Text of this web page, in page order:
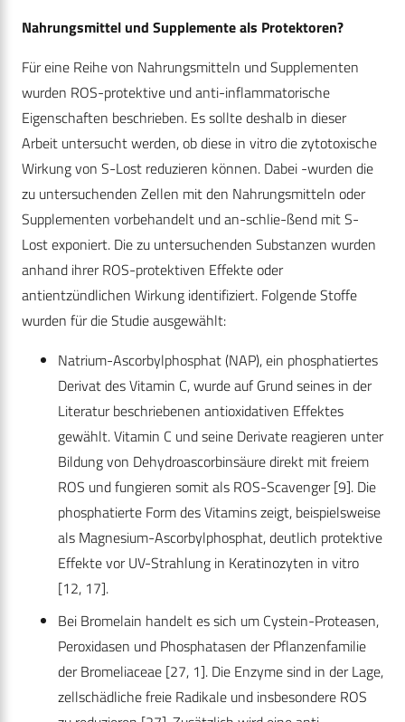
Nahrungsmittel und Supplemente als Protektoren?
Für eine Reihe von Nahrungsmitteln und Supplementen
wurden ROS-protektive und anti-inflammatorische
Eigenschaften beschrieben. Es sollte deshalb in dieser
Arbeit untersucht werden, ob diese in vitro die zytotoxische
Wirkung von S-Lost reduzieren können. Dabei -wurden die
zu untersuchenden Zellen mit den Nahrungsmitteln oder
Supplementen vorbehandelt und an-schlie-ßend mit S-
Lost exponiert. Die zu untersuchenden Substanzen wurden
anhand ihrer ROS-protektiven Effekte oder
antientzündlichen Wirkung identifiziert. Folgende Stoffe
wurden für die Studie ausgewählt:
Natrium-Ascorbylphosphat (NAP), ein phosphatiertes
Derivat des Vitamin C, wurde auf Grund seines in der
Literatur beschriebenen antioxidativen Effektes
gewählt. Vitamin C und seine Derivate reagieren unter
Bildung von Dehydroascorbinsäure direkt mit freiem
ROS und fungieren somit als ROS-Scavenger [9]. Die
phosphatierte Form des Vitamins zeigt, beispielsweise
als Magnesium-Ascorbylphosphat, deutlich protektive
Effekte vor UV-Strahlung in Keratinozyten in vitro
[12, 17].
Bei Bromelain handelt es sich um Cystein-Proteasen,
Peroxidasen und Phosphatasen der Pflanzenfamilie
der Bromeliaceae [27, 1]. Die Enzyme sind in der Lage,
zellschädliche freie Radikale und insbesondere ROS